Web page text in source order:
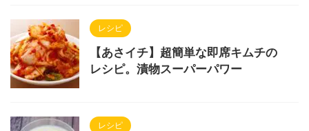
レシピ
【あさイチ】超簡単な即席キムチの
レシピ。漬物スーパーパワー
レシピ